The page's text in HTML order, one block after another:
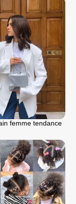
femme tendance